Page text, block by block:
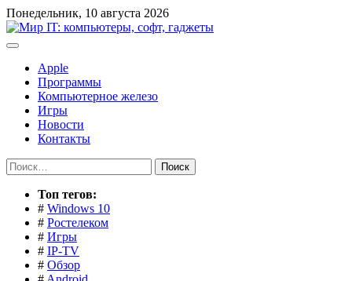
Перейти
к
содержимому
Понедельник, 10 августа 2026
Apple
Программы
Компьютерное железо
Игры
Новости
Контакты
Найти:
Toп тегов:
# Windows 10
# Ростелеком
# Игры
# IP-TV
# Обзор